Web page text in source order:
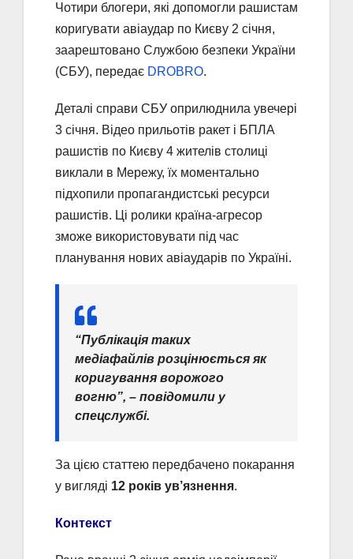
Чотири блогери, які допомогли рашистам
коригувати авіаудар по Києву 2 січня,
заарештовано Службою безпеки України
(СБУ), передає DROBRO.
Деталі справи СБУ оприлюднила увечері
3 січня. Відео прильотів ракет і БПЛА
рашистів по Києву 4 жителів столиці
виклали в Мережу, їх моментально
підхопили пропагандистські ресурси
рашистів. Ці ролики країна-агресор
зможе використовувати під час
планування нових авіаударів по Україні.
“Публікація таких
медіафайлів розцінюється як
коригування ворожого
вогню”, – повідомили у
спецслужбі.
За цією статтею передбачено покарання
у вигляді 12 років ув’язнення.
Контекст